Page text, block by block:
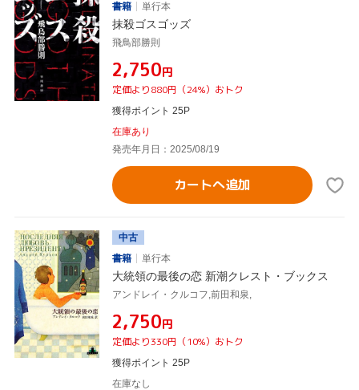
書籍
単行本
抹殺ゴスゴッズ
飛鳥部勝則
¥2,750円
定価より880円（24%）おトク
獲得ポイント 25P
在庫あり
発売年月日：2025/08/19
カートへ追加
中古
書籍
単行本
大統領の最後の恋 新潮クレスト・ブックス
アンドレイ・クルコフ,前田和泉,
¥2,750円
定価より330円（10%）おトク
獲得ポイント 25P
在庫なし